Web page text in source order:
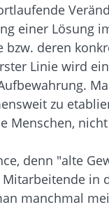
einer Lösung
bzw. deren
Linie wird
zu
Menschen,
denn "alte
in
manchmal